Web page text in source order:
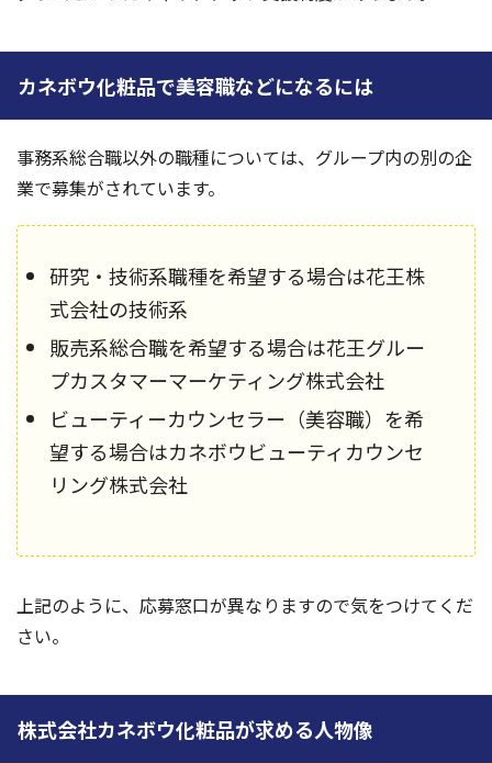
カネボウ化粧品で美容職などになるには
事務系総合職以外の職種については、グループ内の別の企
業で募集がされています。
研究・技術系職種を希望する場合は花王株
式会社の技術系
販売系総合職を希望する場合は花王グルー
プカスタマーマーケティング株式会社
ビューティーカウンセラー（美容職）を希
望する場合はカネボウビューティカウンセ
リング株式会社
上記のように、応募窓口が異なりますので気をつけてくだ
さい。
株式会社カネボウ化粧品が求める人物像